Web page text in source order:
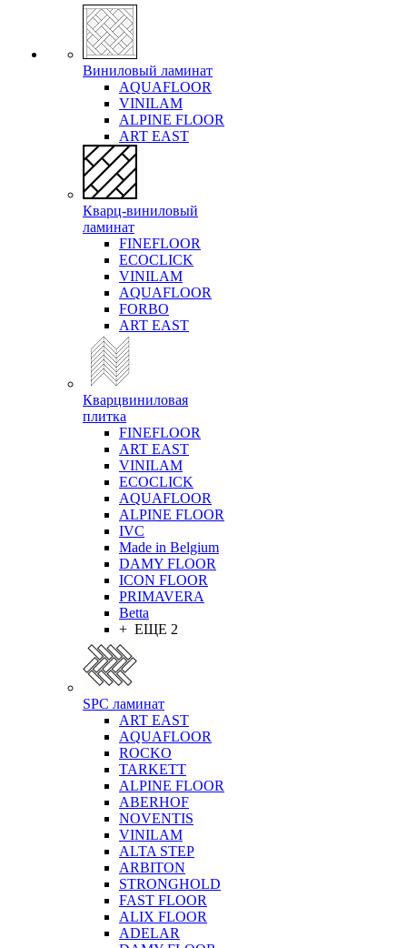
Виниловый ламинат
AQUAFLOOR
VINILAM
ALPINE FLOOR
ART EAST
Кварц-виниловый
ламинат
FINEFLOOR
ECOCLICK
VINILAM
AQUAFLOOR
FORBO
ART EAST
Кварцвиниловая
плитка
FINEFLOOR
ART EAST
VINILAM
ECOCLICK
AQUAFLOOR
ALPINE FLOOR
IVC
Made in Belgium
DAMY FLOOR
ICON FLOOR
PRIMAVERA
Betta
+ ЕЩЕ 2
SPC ламинат
ART EAST
AQUAFLOOR
ROCKO
TARKETT
ALPINE FLOOR
ABERHOF
NOVENTIS
VINILAM
ALTA STEP
ARBITON
STRONGHOLD
FAST FLOOR
ALIX FLOOR
ADELAR